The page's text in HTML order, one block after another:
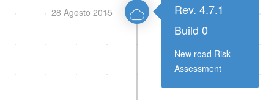
28 Agosto 2015
Rev. 4.7.1
Build 0
New road Risk
Assessment